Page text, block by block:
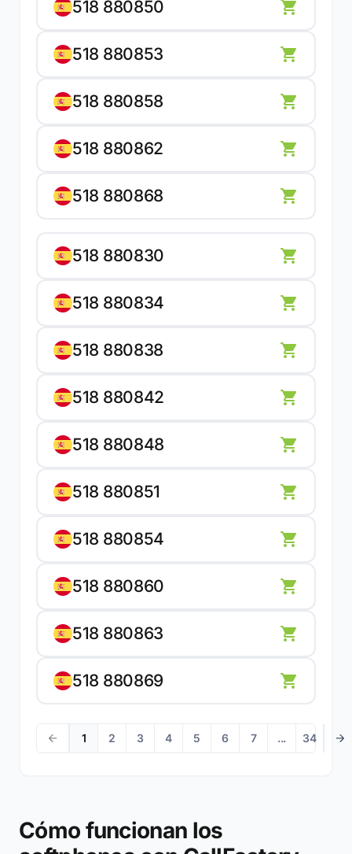
518 880850
518 880853
518 880858
518 880862
518 880868
518 880830
518 880834
518 880838
518 880842
518 880848
518 880851
518 880854
518 880860
518 880863
518 880869
1 2 3 4 5 6 7 ... 34
Cómo funcionan los